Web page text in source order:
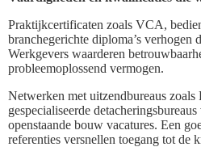
Praktijkcertificaten zoals VCA,
branchegerichte diploma’s verhogen
Werkgevers waarderen
probleemoplossend vermogen.
Netwerken met uitzendbureaus zoals
gespecialiseerde
openstaande bouw vacatures. Een
referenties versnellen toegang tot de